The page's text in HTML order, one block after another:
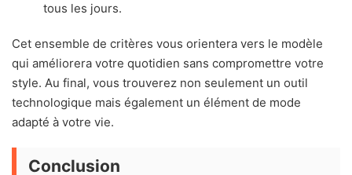
tous les jours.
Cet ensemble de critères vous orientera vers le modèle
qui améliorera votre quotidien sans compromettre votre
style. Au final, vous trouverez non seulement un outil
technologique mais également un élément de mode
adapté à votre vie.
Conclusion